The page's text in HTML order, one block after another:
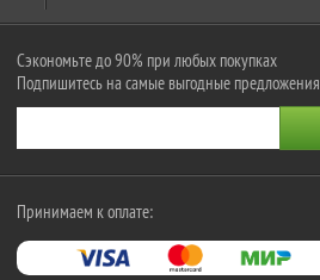
Сэкономьте до 90% при любых покупках
Подпишитесь на самые выгодные предложения
Принимаем к оплате: